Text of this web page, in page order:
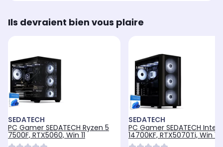
Ils devraient bien vous plaire
SEDATECH
PC Gamer SEDATECH Ryzen 5
7500F, RTX5060, Win 11
SEDATECH
PC Gamer SEDATECH Intel
14700KF, RTX5070Ti, Win 11